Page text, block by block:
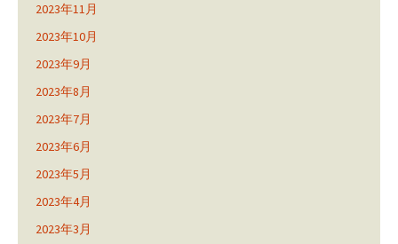
2023年11月
2023年10月
2023年9月
2023年8月
2023年7月
2023年6月
2023年5月
2023年4月
2023年3月